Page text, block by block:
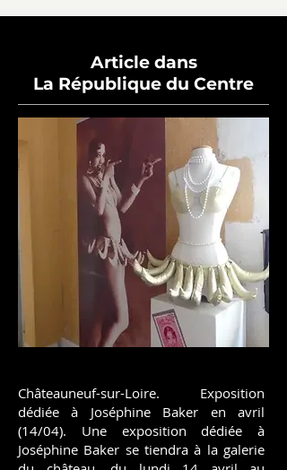
Article dans
La République du Centre
Châteauneuf-sur-Loire. Exposition
dédiée à Joséphine Baker en avril
(14/04). Une exposition dédiée à
Joséphine Baker se tiendra à la galerie